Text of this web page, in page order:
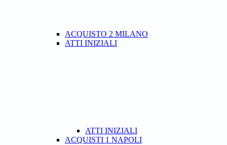
ACQUISTO 2 MILANO
ATTI INIZIALI
ATTI INIZIALI
ACQUISTI 1 NAPOLI